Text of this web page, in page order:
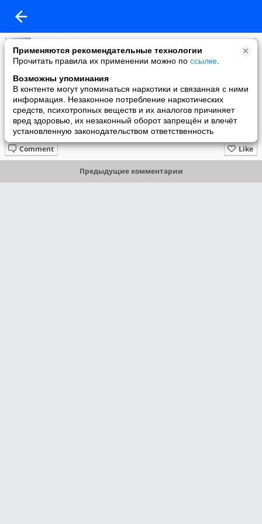
Применяются рекомендательные технологии
Прочитать правила их применении можно по ссылке
Возможны упоминания
В контенте могут упоминаться наркотики и связанная с ними
информация. Незаконное потребление наркотических
средств, психотропных веществ и их аналогов причиняет
вред здоровью, их незаконный оборот запрещён и влечёт
установленную законодательством ответственность
***Алефтина***
added a photo
22 Jan в 15:25
Like
Comment
Предыдущие комментарии